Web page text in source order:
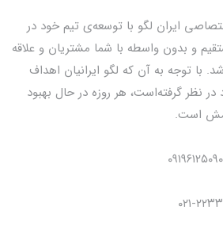
ایران لگو با توسعه‌ی تیم خود در
و بدون واسطه با شما مشتریان و علاقه
با توجه به آن که لگو ایرانیان اهداف
در نظر گرفته‌است، هر روزه در حال بهبود
است.